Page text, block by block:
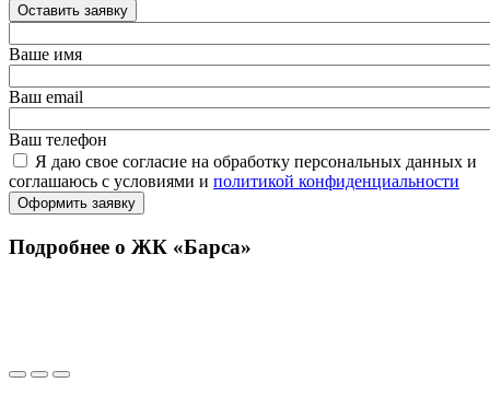
Оставить заявку
Ваше имя
Ваш email
Ваш телефон
Я даю свое согласие на обработку персональных данных и
соглашаюсь с условиями и политикой конфиденциальности
Оформить заявку
Подробнее о ЖК «Барса»